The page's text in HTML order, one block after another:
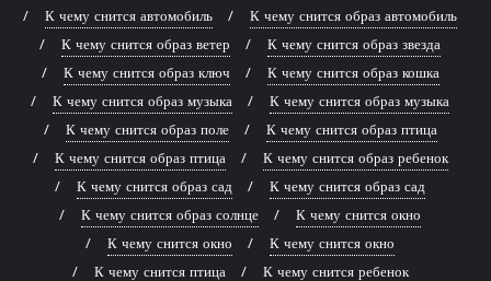
К чему снится автомобиль
К чему снится образ автомобиль
К чему снится образ ветер
К чему снится образ звезда
К чему снится образ ключ
К чему снится образ кошка
К чему снится образ музыка
К чему снится образ музыка
К чему снится образ поле
К чему снится образ птица
К чему снится образ птица
К чему снится образ ребенок
К чему снится образ сад
К чему снится образ сад
К чему снится образ солнце
К чему снится окно
К чему снится окно
К чему снится окно
К чему снится птица
К чему снится ребенок